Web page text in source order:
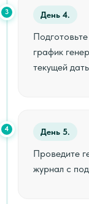
3 День 4.
график
текущей
4 День 5.
Проведите
журнал с